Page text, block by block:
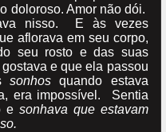
doloroso. Amor não dói.
nisso. E às vezes
aflorava em seu corpo,
seu rosto e das suas
e que ela passou
sonhos quando estava
era impossível. Sentia
e sonhava que estavam